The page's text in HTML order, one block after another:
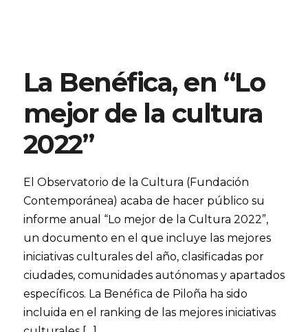
La Benéfica, en “Lo
mejor de la cultura
2022”
El Observatorio de la Cultura (Fundación
Contemporánea) acaba de hacer público su
informe anual “Lo mejor de la Cultura 2022”,
un documento en el que incluye las mejores
iniciativas culturales del año, clasificadas por
ciudades, comunidades autónomas y apartados
específicos. La Benéfica de Piloña ha sido
incluida en el ranking de las mejores iniciativas